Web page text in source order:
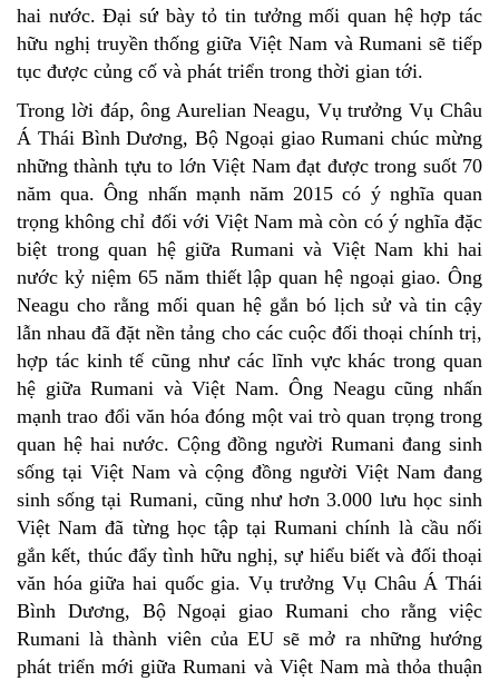
hai nước. Đại sứ bày tỏ tin tưởng mối quan hệ hợp tác
hữu nghị truyền thống giữa Việt Nam và Rumani sẽ tiếp
tục được củng cố và phát triển trong thời gian tới.
Trong lời đáp, ông Aurelian Neagu, Vụ trưởng Vụ Châu
Á Thái Bình Dương, Bộ Ngoại giao Rumani chúc mừng
những thành tựu to lớn Việt Nam đạt được trong suốt 70
năm qua. Ông nhấn mạnh năm 2015 có ý nghĩa quan
trọng không chỉ đối với Việt Nam mà còn có ý nghĩa đặc
biệt trong quan hệ giữa Rumani và Việt Nam khi hai
nước kỷ niệm 65 năm thiết lập quan hệ ngoại giao. Ông
Neagu cho rằng mối quan hệ gắn bó lịch sử và tin cậy
lẫn nhau đã đặt nền tảng cho các cuộc đối thoại chính trị,
hợp tác kinh tế cũng như các lĩnh vực khác trong quan
hệ giữa Rumani và Việt Nam. Ông Neagu cũng nhấn
mạnh trao đổi văn hóa đóng một vai trò quan trọng trong
quan hệ hai nước. Cộng đồng người Rumani đang sinh
sống tại Việt Nam và cộng đồng người Việt Nam đang
sinh sống tại Rumani, cũng như hơn 3.000 lưu học sinh
Việt Nam đã từng học tập tại Rumani chính là cầu nối
gắn kết, thúc đẩy tình hữu nghị, sự hiểu biết và đối thoại
văn hóa giữa hai quốc gia. Vụ trưởng Vụ Châu Á Thái
Bình Dương, Bộ Ngoại giao Rumani cho rằng việc
Rumani là thành viên của EU sẽ mở ra những hướng
phát triển mới giữa Rumani và Việt Nam mà thỏa thuận